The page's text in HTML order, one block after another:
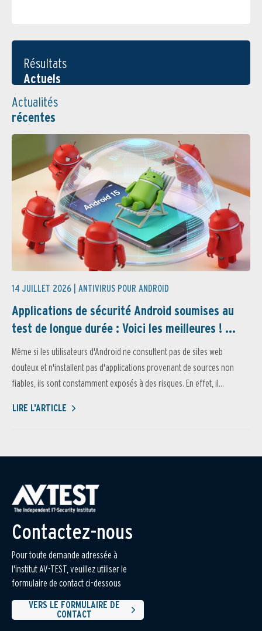
Résultats
Actuels
Actualités
récentes
14 JUILLET 2026 | ANTIVIRUS POUR ANDROID
Applications de sécurité Android soumises au
test de longue durée : Voici les meilleures ! ...
Même si les utilisateurs d'Android ne consultent pas de sites web
douteux et n'installent pas d'applications provenant de sources non
fiables, ils sont constamment exposés à des risques. En effet, il...
LIRE L'ARTICLE
Contactez-nous
Pour toute demande adressée à
l'institut AV-TEST, veuillez utiliser le
formulaire de contact ci-dessous
VERS LE FORMULAIRE DE
CONTACT